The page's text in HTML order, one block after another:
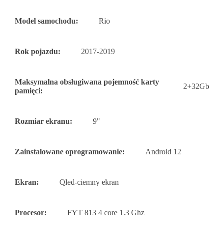
Model samochodu: Rio
Rok pojazdu: 2017-2019
Maksymalna obsługiwana pojemność karty
pamięci:
2+32Gb
Rozmiar ekranu: 9"
Zainstalowane oprogramowanie: Android 12
Ekran: Qled-ciemny ekran
Procesor: FYT 813 4 core 1.3 Ghz